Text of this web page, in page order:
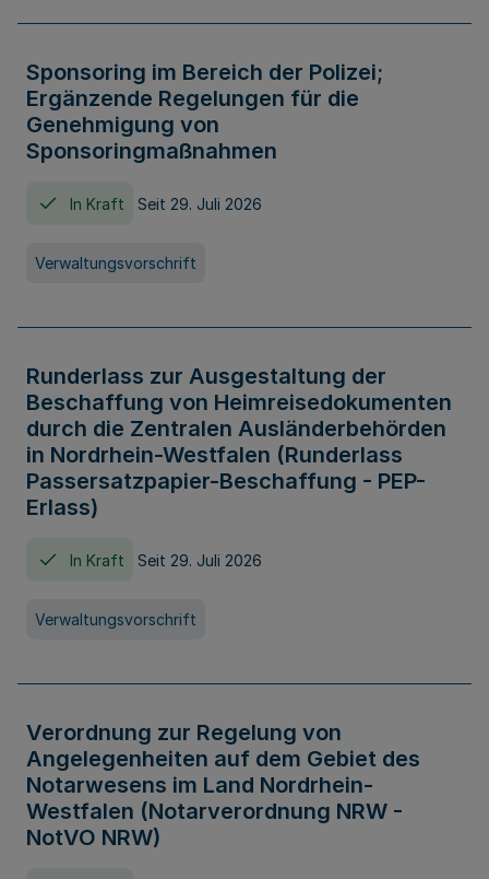
Sponsoring im Bereich der Polizei;
Ergänzende Regelungen für die
Genehmigung von
Sponsoringmaßnahmen
In Kraft Seit 29. Juli 2026
Verwaltungsvorschrift
Runderlass zur Ausgestaltung der
Beschaffung von Heimreisedokumenten
durch die Zentralen Ausländerbehörden
in Nordrhein-Westfalen (Runderlass
Passersatzpapier-Beschaffung - PEP-
Erlass)
In Kraft Seit 29. Juli 2026
Verwaltungsvorschrift
Verordnung zur Regelung von
Angelegenheiten auf dem Gebiet des
Notarwesens im Land Nordrhein-
Westfalen (Notarverordnung NRW -
NotVO NRW)